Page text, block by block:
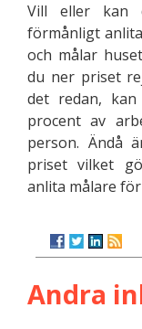
Vill eller kan
förmånligt
och målar
du ner priset
det redan,
procent av
person. Ändå
priset vilket
anlita målare
Andra